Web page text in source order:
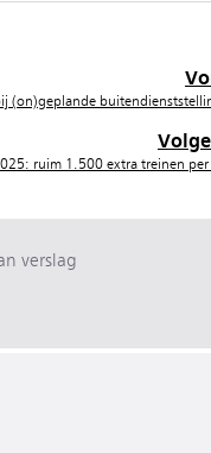
ruim 1.500 extra treinen
(on)geplande
verslag